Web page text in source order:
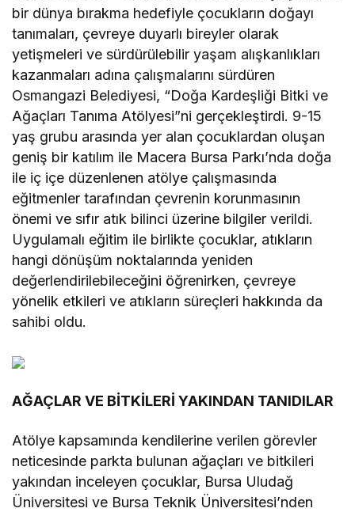
bir dünya bırakma hedefiyle çocukların doğayı
tanımaları, çevreye duyarlı bireyler olarak
yetişmeleri ve sürdürülebilir yaşam alışkanlıkları
kazanmaları adına çalışmalarını sürdüren
Osmangazi Belediyesi, “Doğa Kardeşliği Bitki ve
Ağaçları Tanıma Atölyesi”ni gerçekleştirdi. 9-15
yaş grubu arasında yer alan çocuklardan oluşan
geniş bir katılım ile Macera Bursa Parkı’nda doğa
ile iç içe düzenlenen atölye çalışmasında
eğitmenler tarafından çevrenin korunmasının
önemi ve sıfır atık bilinci üzerine bilgiler verildi.
Uygulamalı eğitim ile birlikte çocuklar, atıkların
hangi dönüşüm noktalarında yeniden
değerlendirilebileceğini öğrenirken, çevreye
yönelik etkileri ve atıkların süreçleri hakkında da
sahibi oldu.
AĞAÇLAR VE BİTKİLERİ YAKINDAN TANIDILAR
Atölye kapsamında kendilerine verilen görevler
neticesinde parkta bulunan ağaçları ve bitkileri
yakından inceleyen çocuklar, Bursa Uludağ
Üniversitesi ve Bursa Teknik Üniversitesi’nden